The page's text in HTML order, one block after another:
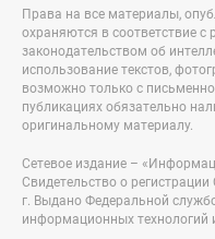
Права на все материалы,
охраняются в соответствие
законодательством об
использование текстов,
возможно только с
публикациях обязательно
оригинальному материалу.
Сетевое издание –
Свидетельство о
г. Выдано Федеральной
информационных